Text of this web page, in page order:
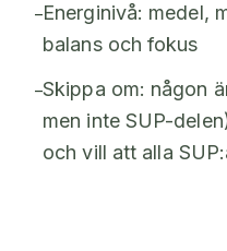
–Energinivå: medel,
balans och fokus
–Skippa om: någon
men inte SUP-
och vill att alla